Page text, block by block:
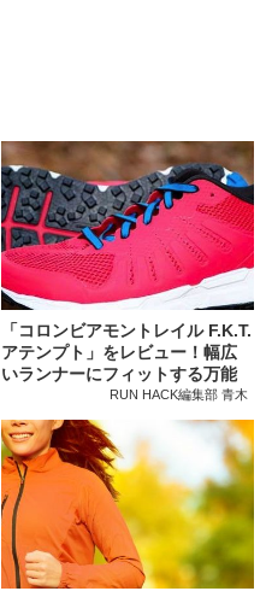
「コロンビアモントレイル F.K.T.
アテンプト」をレビュー！幅広
いランナーにフィットする万能
RUN HACK編集部 青木